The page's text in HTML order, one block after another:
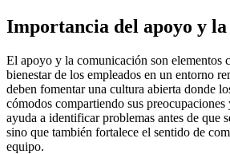
Importancia del apoyo y
El apoyo y la comunicación son elementos
bienestar de los empleados en un entorno
deben fomentar una cultura abierta donde
cómodos compartiendo sus
ayuda a identificar problemas antes de que
sino que también fortalece el sentido de
equipo.